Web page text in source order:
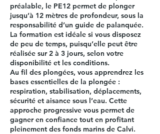
préalable, le PE12 permet de plonger
jusqu’à 12 mètres de profondeur, sous la
responsabilité d’un guide de palanquée.
La formation est idéale si vous disposez
de peu de temps, puisqu’elle peut être
réalisée sur 2 à 3 jours, selon votre
disponibilité et les conditions.
Au fil des plongées, vous apprendrez les
bases essentielles de la plongée :
respiration, stabilisation, déplacements,
sécurité et aisance sous l’eau. Cette
approche progressive vous permet de
gagner en confiance tout en profitant
pleinement des fonds marins de Calvi.